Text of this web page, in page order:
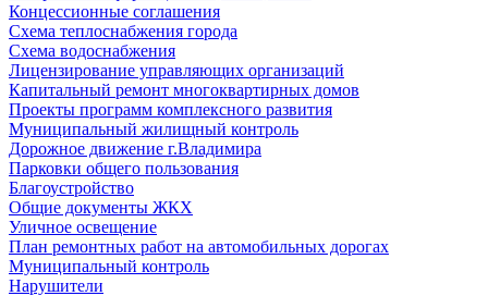
Концессионные соглашения
Схема теплоснабжения города
Схема водоснабжения
Лицензирование управляющих организаций
Капитальный ремонт многоквартирных домов
Проекты программ комплексного развития
Муниципальный жилищный контроль
Дорожное движение г.Владимира
Парковки общего пользования
Благоустройство
Общие документы ЖКХ
Уличное освещение
План ремонтных работ на автомобильных дорогах
Муниципальный контроль
Нарушители